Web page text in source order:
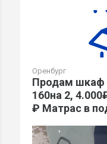
Оренбург
Продам шкаф
160на 2,
₽ Матрас в